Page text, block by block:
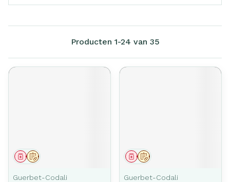
Producten 1-24 van 35
Op voorschrift
Geneesmiddel
Guerbet-Codali
Op voorschrift
Geneesmiddel
Guerbet-Codali